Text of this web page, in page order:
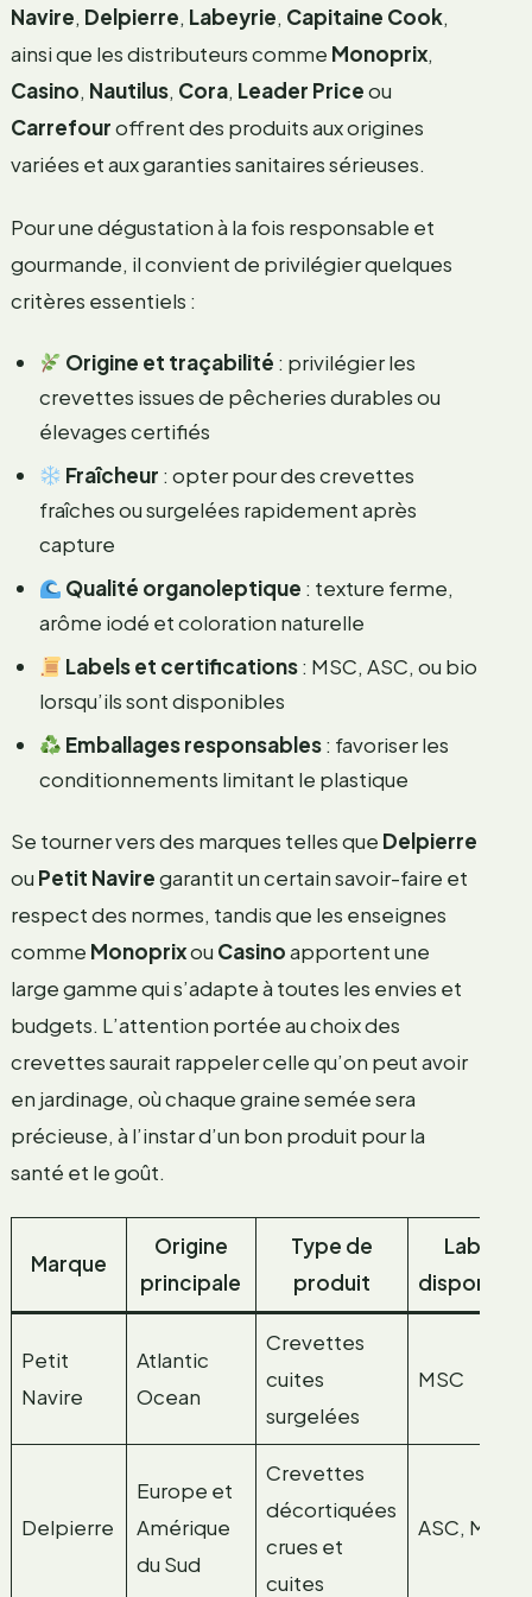
Navire, Delpierre, Labeyrie, Capitaine Cook,
ainsi que les distributeurs comme Monoprix,
Casino, Nautilus, Cora, Leader Priceou
Carrefouroffrent des produits aux origines
variées et aux garanties sanitaires sérieuses.
Pour une dégustation à la fois responsable et
gourmande, il convient de privilégier quelques
critères essentiels :
Origine et traçabilité : privilégier les
crevettes issues de pêcheries durables ou
élevages certifiés
Fraîcheur : opter pour des crevettes
fraîches ou surgelées rapidement après
capture
Qualité organoleptique : texture ferme,
arôme iodé et coloration naturelle
Labels et certifications: MSC, ASC, ou bio
lorsqu’ils sont disponibles
Emballages responsables: favoriser les
conditionnements limitant le plastique
Se tourner vers des marques telles que Delpierre
ou Petit Naviregarantit un certain savoir-faire et
respect des normes, tandis que les enseignes
comme Monoprixou Casinoapportent une
large gamme qui s’adapte à toutes les envies et
budgets. L’attention portée au choix des
crevettes saurait rappeler celle qu’on peut avoir
en jardinage, où chaque graine semée sera
précieuse, à l’instar d’un bon produit pour la
santé et le goût.
Marque
Origine
principale
Type de
produit
Labels
Petit
Navire
Atlantic
Ocean
Crevettes
cuites
surgelées
MSC
Delpierre
Europe et
Amérique
du Sud
Crevettes
décortiquées
crues et
cuites
ASC, MSC